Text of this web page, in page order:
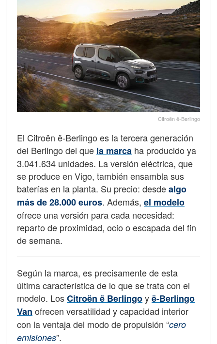
Citroën ë-Berlingo
El Citroën ë-Berlingo es la tercera generación
del Berlingo del que la marca ha producido ya
3.041.634 unidades. La versión eléctrica, que
se produce en Vigo, también ensambla sus
baterías en la planta. Su precio: desdealgo
más de 28.000 euros. Además, el modelo
ofrece una versión para cada necesidad:
reparto de proximidad, ocio o escapada del fin
de semana.
Según la marca, es precisamente de esta
última característica de lo que se trata con el
modelo. LosCitroën ë Berlingoyë-Berlingo
Van ofrecen versatilidad y capacidad interior
con la ventaja del modo de propulsión “cero
emisiones”.